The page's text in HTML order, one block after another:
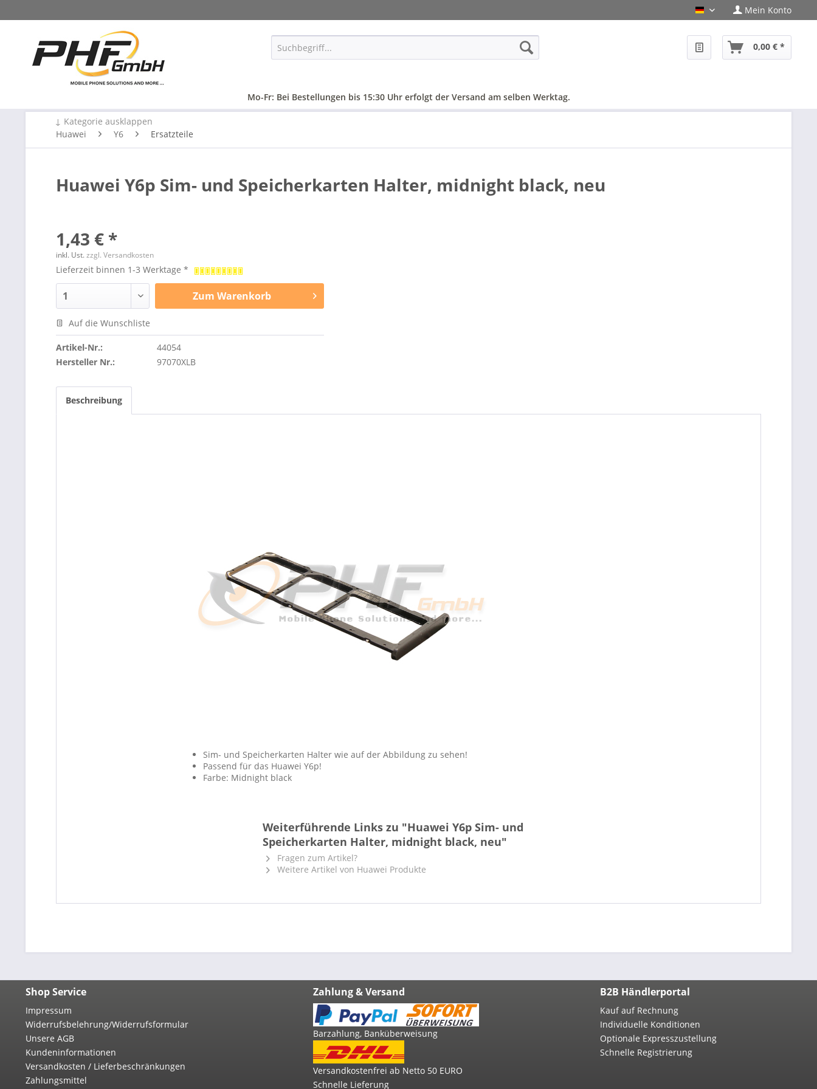
PHF-Shop Deutsch
Mein Konto
0,00 € *
Mo-Fr: Bei Bestellungen bis 15:30 Uhr erfolgt der Versand am selben Werktag.
↓ Kategorie ausklappen
Huawei
Y6 Ersatzteile
Huawei Y6p Sim- und Speicherkarten Halter, midnight black, neu
1,43 € *
inkl. Ust.zzgl. Versandkosten
Lieferzeit binnen 1-3 Werktage *
ZumWarenkorb
Auf die Wunschliste
Artikel-Nr.:
44054
Hersteller Nr.:
97070XLB
Beschreibung
Sim- und Speicherkarten Halter wie auf der Abbildung zu sehen!
Passend für das Huawei Y6p!
Farbe: Midnight black
Weiterführende Links zu "Huawei Y6p Sim- und
Speicherkarten Halter, midnight black, neu"
Fragen zum Artikel?
Weitere Artikel von Huawei Produkte
Shop Service
Impressum
Widerrufsbelehrung/Widerrufsformular
Unsere AGB
Kundeninformationen
Versandkosten / Lieferbeschränkungen
Zahlungsmittel
Zahlung & Versand
Barzahlung, Banküberweisung
Versandkostenfrei ab Netto 50 EURO
Schnelle Lieferung
B2B Händlerportal
Kauf auf Rechnung
Individuelle Konditionen
Optionale Expresszustellung
Schnelle Registrierung